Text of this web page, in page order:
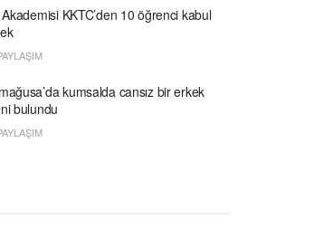
KKTC’den 10 öğrenci kabul
kumsalda cansız bir erkek
bulundu